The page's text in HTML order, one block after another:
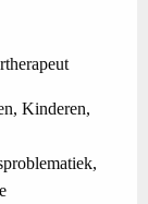
Kinderen,